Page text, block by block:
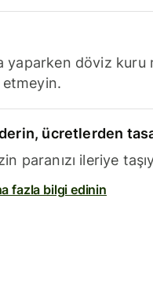
yaparken döviz kuru
ücretlerden
paranızı ileriye
fazla bilgi edinin